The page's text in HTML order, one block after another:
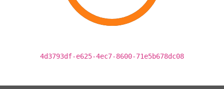
4d3793df-e625-4ec7-8600-71e5b678dc08